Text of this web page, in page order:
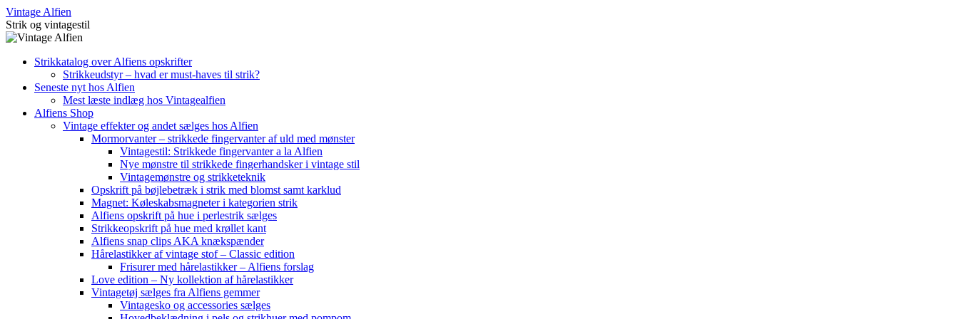
Skip
to
content
Vintage Alfien
Strik og vintagestil
Strikkatalog over Alfiens opskrifter
Strikkeudstyr – hvad er must-haves til strik?
Seneste nyt hos Alfien
Mest læste indlæg hos Vintagealfien
Alfiens Shop
Vintage effekter og andet sælges hos Alfien
Mormorvanter – strikkede fingervanter af uld med mønster
Vintagestil: Strikkede fingervanter a la Alfien
Nye mønstre til strikkede fingerhandsker i vintage stil
Vintagemønstre og strikketeknik
Opskrift på bøjlebetræk i strik med blomst samt karklud
Magnet: Køleskabsmagneter i kategorien strik
Alfiens opskrift på hue i perlestrik sælges
Strikkeopskrift på hue med krøllet kant
Alfiens snap clips AKA knækspænder
Hårelastikker af vintage stof – Classic edition
Frisurer med hårelastikker – Alfiens forslag
Love edition – Ny kollektion af hårelastikker
Vintagetøj sælges fra Alfiens gemmer
Vintagesko og accessories sælges